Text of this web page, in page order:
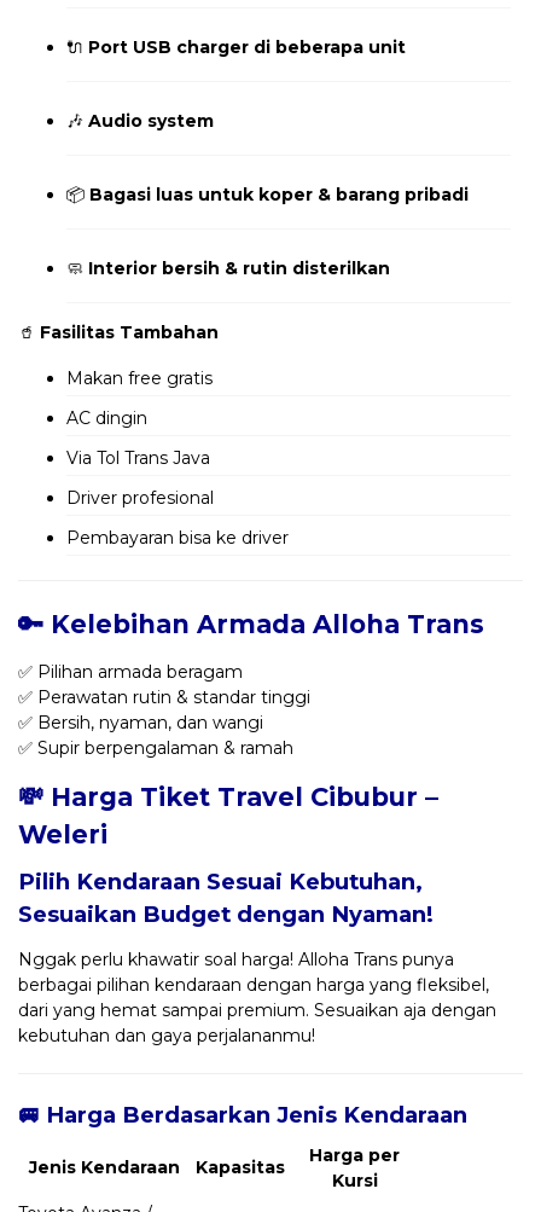
🔌 Port USB charger di beberapa unit
🎶 Audio system
📦 Bagasi luas untuk koper & barang pribadi
🧼 Interior bersih & rutin disterilkan
🥤 Fasilitas Tambahan
Makan free gratis
AC dingin
Via Tol Trans Java
Driver profesional
Pembayaran bisa ke driver
🔑 Kelebihan Armada Alloha Trans
✅ Pilihan armada beragam
✅ Perawatan rutin & standar tinggi
✅ Bersih, nyaman, dan wangi
✅ Supir berpengalaman & ramah
💸 Harga Tiket Travel Cibubur –
Weleri
Pilih Kendaraan Sesuai Kebutuhan,
Sesuaikan Budget dengan Nyaman!
Nggak perlu khawatir soal harga! Alloha Trans punya
berbagai pilihan kendaraan dengan harga yang fleksibel,
dari yang hemat sampai premium. Sesuaikan aja dengan
kebutuhan dan gaya perjalananmu!
🚐 Harga Berdasarkan Jenis Kendaraan
Jenis Kendaraan Kapasitas
Harga per
Kursi